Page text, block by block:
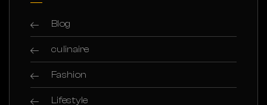
Blog
culinaire
Fashion
Lifestyle